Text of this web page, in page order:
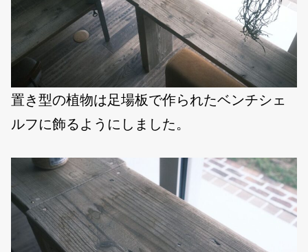
置き型の植物は足場板で作られたベンチシェ
ルフに飾るようにしました。